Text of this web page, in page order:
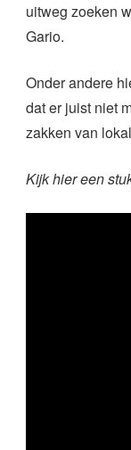
uitweg zoeken
Gario.
Onder andere
dat er juist niet
zakken van
Kijk hier een